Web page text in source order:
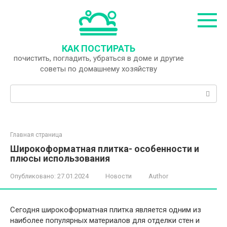
КАК ПОСТИРАТЬ
почистить, погладить, убраться в доме и другие
советы по домашнему хозяйству
Главная страница
Широкоформатная плитка- особенности и
плюсы использования
Опубликовано: 27.01.2024 Новости Author
Сегодня широкоформатная плитка является одним из
наиболее популярных материалов для отделки стен и